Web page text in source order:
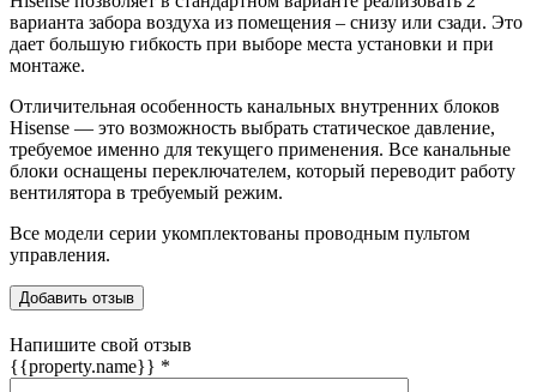
варианта забора воздуха из помещения – снизу или сзади. Это
дает большую гибкость при выборе места установки и при
монтаже.
Отличительная особенность канальных внутренних блоков
Hisense — это возможность выбрать статическое давление,
требуемое именно для текущего применения. Все канальные
блоки оснащены переключателем, который переводит работу
вентилятора в требуемый режим.
Все модели серии укомплектованы проводным пультом
управления.
Добавить отзыв
Напишите свой отзыв
{{property.name}} *